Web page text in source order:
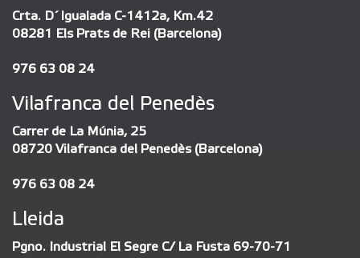
Crta. D´Igualada C-1412a, Km.42
08281 Els Prats de Rei (Barcelona)
976 63 08 24
Vilafranca del Penedès
Carrer de La Múnia, 25
08720 Vilafranca del Penedès (Barcelona)
976 63 08 24
Lleida
Pgno. Industrial El Segre C/ La Fusta 69-70-71